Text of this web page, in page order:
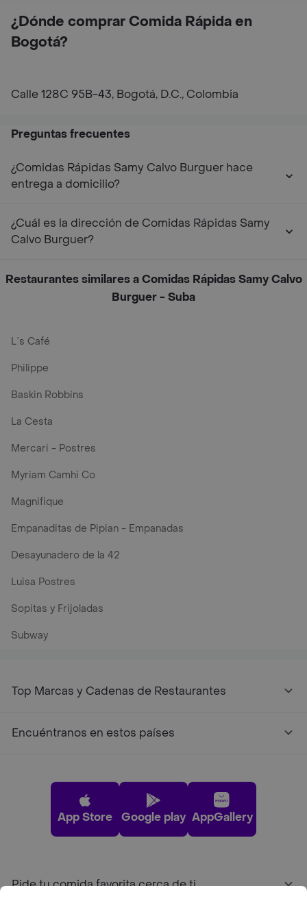
¿Dónde comprar Comida Rápida en
Bogotá?
Calle 128C 95B-43, Bogotá, D.C., Colombia
Preguntas frecuentes
¿Comidas Rápidas Samy Calvo Burguer hace
entrega a domicilio?
¿Cuál es la dirección de Comidas Rápidas Samy
Calvo Burguer?
Restaurantes similares a Comidas Rápidas Samy Calvo
Burguer - Suba
L´s Café
Philippe
Baskin Robbins
La Cesta
Mercari - Postres
Myriam Camhi Co
Magnifique
Empanaditas de Pipian - Empanadas
Desayunadero de la 42
Luisa Postres
Sopitas y Frijoladas
Subway
Top Marcas y Cadenas de Restaurantes
Encuéntranos en estos países
App Store Google play AppGallery
Pide tu comida favorita cerca de ti